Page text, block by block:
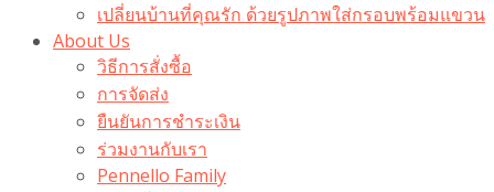
เปลี่ยนบ้านที่คุณรัก ด้วยรูปภาพใส่กรอบพร้อมแขวน​
About Us
วิธีการสั่งซื้อ
การจัดส่ง
ยืนยันการชำระเงิน
ร่วมงานกับเรา
Pennello Family